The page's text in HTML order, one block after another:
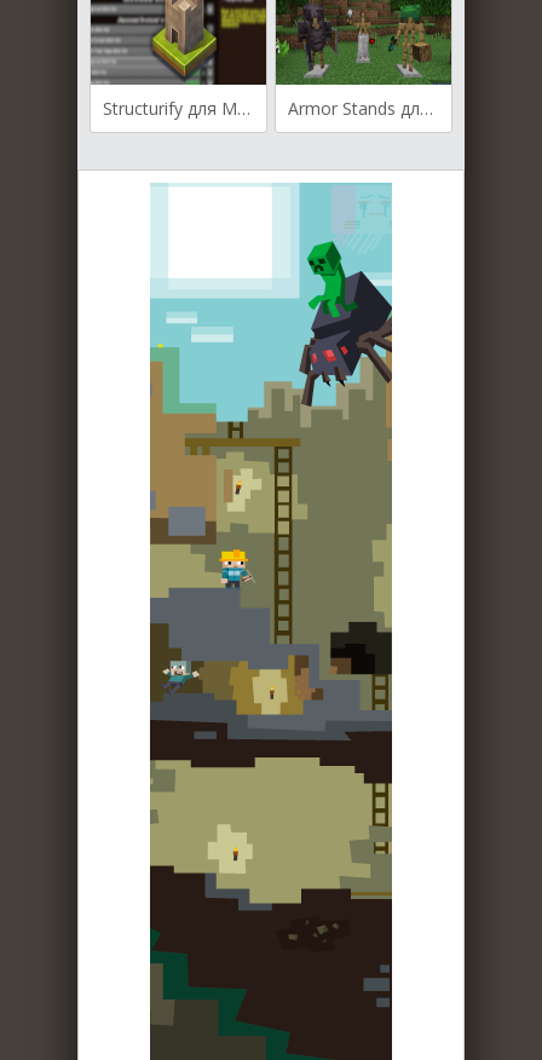
Structurify для Майнкрафт [1.21.1, 1.21, 1.20.1] Armor Stands для Майнкрафт [1.21.1, 1.21, 1.20.6]